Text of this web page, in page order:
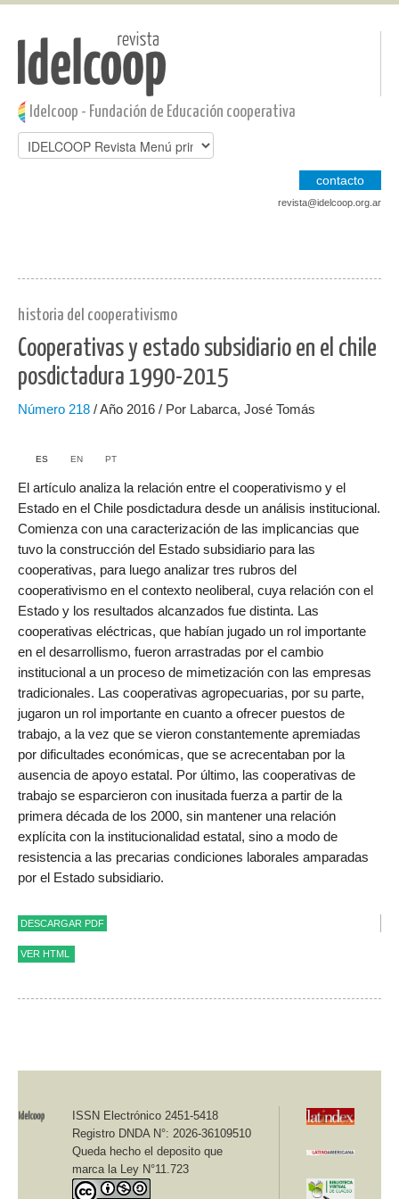
Pasar al contenido principal
Jump to main content
Idelcoop - Fundación de Educación cooperativa
contacto
revista@idelcoop.org.ar
historia del cooperativismo
Cooperativas y estado subsidiario en el chile
posdictadura 1990-2015
Número 218 / Año 2016 / Por Labarca, José Tomás
ES EN PT
El artículo analiza la relación entre el cooperativismo y el
Estado en el Chile posdictadura desde un análisis institucional.
Comienza con una caracterización de las implicancias que
tuvo la construcción del Estado subsidiario para las
cooperativas, para luego analizar tres rubros del
cooperativismo en el contexto neoliberal, cuya relación con el
Estado y los resultados alcanzados fue distinta. Las
cooperativas eléctricas, que habían jugado un rol importante
en el desarrollismo, fueron arrastradas por el cambio
institucional a un proceso de mimetización con las empresas
tradicionales. Las cooperativas agropecuarias, por su parte,
jugaron un rol importante en cuanto a ofrecer puestos de
trabajo, a la vez que se vieron constantemente apremiadas
por dificultades económicas, que se acrecentaban por la
ausencia de apoyo estatal. Por último, las cooperativas de
trabajo se esparcieron con inusitada fuerza a partir de la
primera década de los 2000, sin mantener una relación
explícita con la institucionalidad estatal, sino a modo de
resistencia a las precarias condiciones laborales amparadas
por el Estado subsidiario.
DESCARGAR PDF
VER HTML
Cooperativas y Estado subsidiario en el
Chile Posdictadura 1990-2015
José Tomás Labarca
ISSN Electrónico 2451-5418
Registro DNDA N°: 2026-36109510
Queda hecho el deposito que
marca la Ley N°11.723